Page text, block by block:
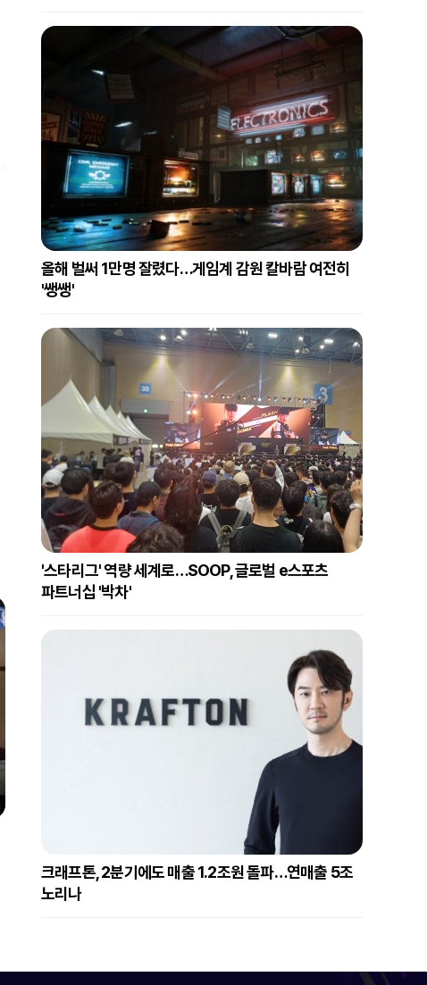
올해 벌써 1만명 잘렸다…게임계 감원 칼바람 여전히
'쌩쌩'
'스타리그' 역량 세계로…SOOP, 글로벌 e스포츠
파트너십 '박차'
크래프톤, 2분기에도 매출 1.2조원 돌파…연매출 5조
노리나